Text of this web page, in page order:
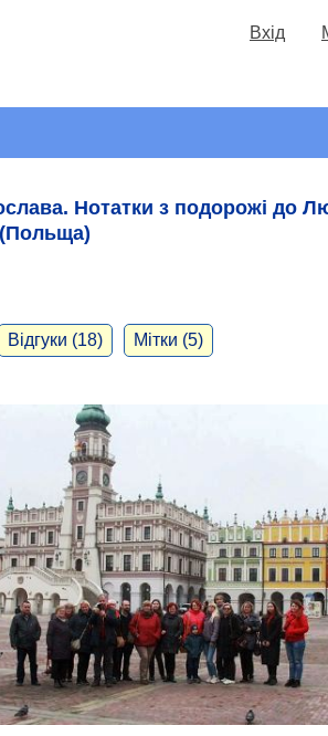
Вхід
Нотатки з подорожі до
Відгуки (18) Мітки (5)